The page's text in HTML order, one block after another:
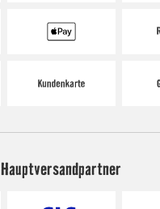
Hauptversandpartner